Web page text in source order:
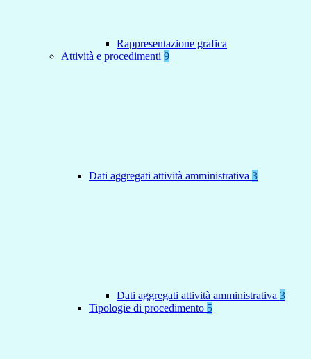
Rappresentazione grafica
Attività e procedimenti 9
Dati aggregati attività amministrativa 3
Dati aggregati attività amministrativa 3
Tipologie di procedimento 5